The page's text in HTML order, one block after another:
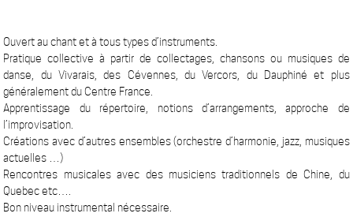
Ouvert au chant et à tous types d’instruments.
Pratique collective à partir de collectages, chansons ou musiques de
danse, du Vivarais, des Cévennes, du Vercors, du Dauphiné et plus
généralement du Centre France.
Apprentissage du répertoire, notions d’arrangements, approche de
l’improvisation.
Créations avec d’autres ensembles (orchestre d’harmonie, jazz, musiques
actuelles …)
Rencontres musicales avec des musiciens traditionnels de Chine, du
Quebec etc….
Bon niveau instrumental nécessaire.